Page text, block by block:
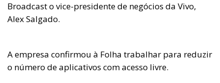
Broadcast o vice-presidente de negócios da Vivo,
Alex Salgado.
A empresa confirmou à Folha trabalhar para reduzir
o número de aplicativos com acesso livre.